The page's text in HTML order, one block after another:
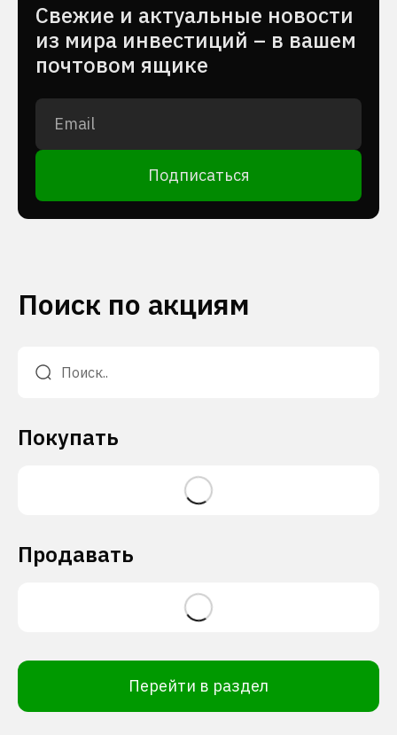
Cвежие и актуальные новости
из мира инвестиций – в вашем
почтовом ящике
Подписаться
Поиск по акциям
Покупать
Продавать
Перейти в раздел